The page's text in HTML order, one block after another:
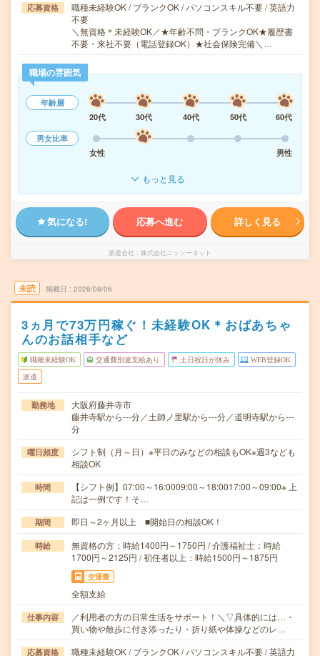
応募資格
職種未経験OK / ブランクOK / パソコンスキル不要 / 英語力
不要
＼無資格＊未経験OK／★年齢不問・ブランクOK★履歴書
不要・来社不要（電話登録OK）★社会保険完備＼…
職場の雰囲気
年齢層
20代
30代 40代 50代
60代
男女比率
女性
男性
もっと見る
気になる! 応募へ進む 詳しく見る
派遣会社 株式会社ニッソーネット
未読 掲載日 2026/08/06
3ヵ月で73万円稼ぐ！未経験OK＊おばあちゃ
んのお話相手など
職種未経験OK 交通費別途支給あり 土日祝日が休み WEB登録OK
派遣
勤務地
大阪府藤井寺市
藤井寺駅から---分／土師ノ里駅から---分／道明寺駅から---
分
曜日頻度
シフト制（月～日）※平日のみなどの相談もOK※週3なども
相談OK
時間
【シフト例】07:00～16:0009:00～18:0017:00～09:00※ 上
記は一例です！そ…
期間 即日～2ヶ月以上 ■開始日の相談OK！
時給
無資格の方：時給1400円～1750円 / 介護福祉士：時給
1700円～2125円 / 初任者以上：時給1500円～1875円
交通費
全額支給
仕事内容
／利用者の方の日常生活をサポート！＼▽具体的には…・
買い物や散歩に付き添ったり・折り紙や体操などのレ…
応募資格
職種未経験OK / ブランクOK / パソコンスキル不要 / 英語力